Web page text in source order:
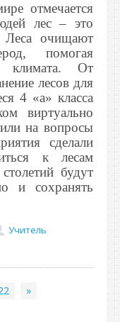
отмечается
лес – это
очищают
помогая
климата. От
лесов для
4 «а» класса
виртуально
на вопросы
сделали
к лесам
будут
и сохранять
Учитель
»